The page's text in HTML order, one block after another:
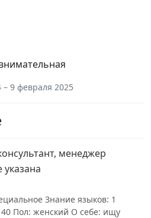
– 9 февраля 2025
менеджер
указана
Знание языков: 1
Пол: женский О себе: ищу